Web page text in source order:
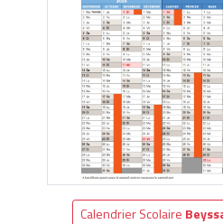
Calendrier Scolaire